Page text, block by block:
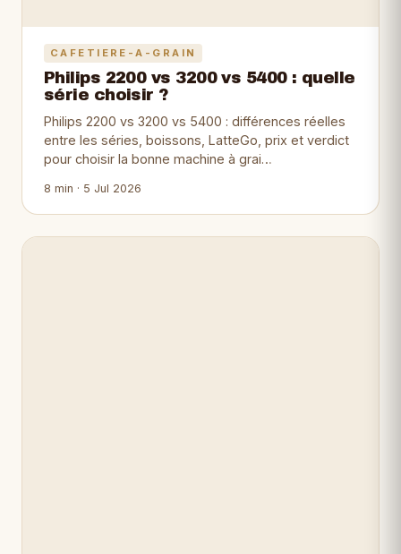
CAFETIERE-A-GRAIN
Philips 2200 vs 3200 vs 5400 : quelle
série choisir ?
Philips 2200 vs 3200 vs 5400 : différences réelles
entre les séries, boissons, LatteGo, prix et verdict
pour choisir la bonne machine à grai…
8 min · 5 Jul 2026